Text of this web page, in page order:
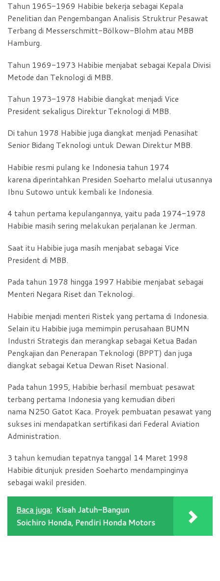
Tahun 1965-1969 Habibie bekerja sebagai Kepala
Penelitian dan Pengembangan Analisis Struktrur Pesawat
Terbang di Messerschmitt-Bölkow-Blohm atau MBB
Hamburg.
Tahun 1969-1973 Habibie menjabat sebagai Kepala Divisi
Metode dan Teknologi di MBB.
Tahun 1973-1978 Habibie diangkat menjadi Vice
President sekaligus Direktur Teknologi di MBB.
Di tahun 1978 Habibie juga diangkat menjadi Penasihat
Senior Bidang Teknologi untuk Dewan Direktur MBB.
Habibie resmi pulang ke Indonesia tahun 1974
karena diperintahkan Presiden Soeharto melalui utusannya
Ibnu Sutowo untuk kembali ke Indonesia.
4 tahun pertama kepulangannya, yaitu pada 1974-1978
Habibie masih sering melakukan perjalanan ke Jerman.
Saat itu Habibie juga masih menjabat sebagai Vice
President di MBB.
Pada tahun 1978 hingga 1997 Habibie menjabat sebagai
Menteri Negara Riset dan Teknologi.
Habibie menjadi menteri Ristek yang pertama di Indonesia.
Selain itu Habibie juga memimpin perusahaan BUMN
Industri Strategis dan merangkap sebagai Ketua Badan
Pengkajian dan Penerapan Teknologi (BPPT) dan juga
diangkat sebagai Ketua Dewan Riset Nasional.
Pada tahun 1995, Habibie berhasil membuat pesawat
terbang pertama Indonesia yang kemudian diberi
nama N250 Gatot Kaca. Proyek pembuatan pesawat yang
sukses ini mendapatkan sertifikasi dari Federal Aviation
Administration.
3 tahun kemudian tepatnya tanggal 14 Maret 1998
Habibie ditunjuk presiden Soeharto mendampinginya
sebagai wakil presiden.
Baca juga: Kisah Jatuh-Bangun
Soichiro Honda, Pendiri Honda Motors